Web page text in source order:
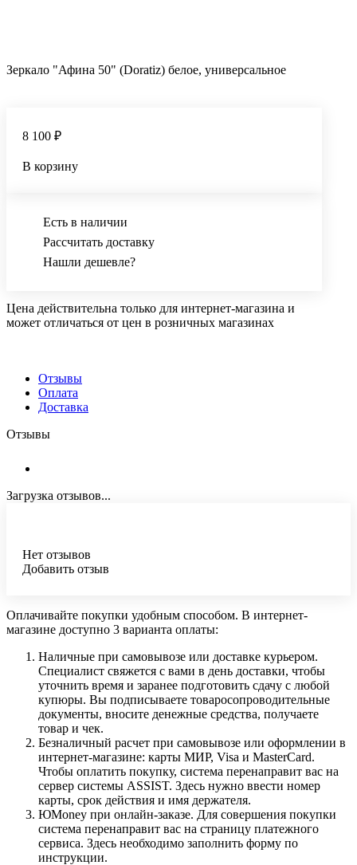
Зеркало "Афина 50" (Doratiz) белое, универсальное
8 100 ₽
В корзину
Есть в наличии
Рассчитать доставку
Нашли дешевле?
Цена действительна только для интернет-магазина и
может отличаться от цен в розничных магазинах
Отзывы
Оплата
Доставка
Отзывы
Загрузка отзывов...
Нет отзывов
Добавить отзыв
Оплачивайте покупки удобным способом. В интернет-
магазине доступно 3 варианта оплаты:
Наличные при самовывозе или доставке курьером.
Специалист свяжется с вами в день доставки, чтобы
уточнить время и заранее подготовить сдачу с любой
купюры. Вы подписываете товаросопроводительные
документы, вносите денежные средства, получаете
товар и чек.
Безналичный расчет при самовывозе или оформлении в
интернет-магазине: карты МИР, Visa и MasterCard.
Чтобы оплатить покупку, система перенаправит вас на
сервер системы ASSIST. Здесь нужно ввести номер
карты, срок действия и имя держателя.
ЮMoney при онлайн-заказе. Для совершения покупки
система перенаправит вас на страницу платежного
сервиса. Здесь необходимо заполнить форму по
инструкции.